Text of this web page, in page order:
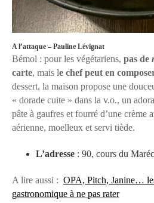
A l’attaque – Pauline Lévignat
Bémol : pour les végétariens, pas de
carte, mais le chef peut en
dessert, la maison propose une
« dorade cuite » dans la v.o., un
pâte à gaufres et fourré d’une crème
aérienne, moelleux et servi tiède.
L’adresse : 90, cours du
A lire aussi : OPA, Pitch, Janine…
gastronomique à ne pas rater